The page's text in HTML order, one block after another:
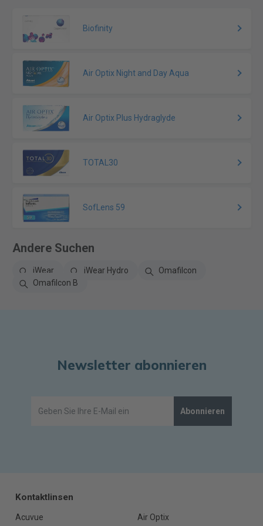
Biofinity
Air Optix Night and Day Aqua
Air Optix Plus Hydraglyde
TOTAL30
SofLens 59
Andere Suchen
iWear iWear Hydro
Omafilcon
Omafilcon B
Newsletter abonnieren
Abonnieren
Kontaktlinsen
Acuvue
Air Optix